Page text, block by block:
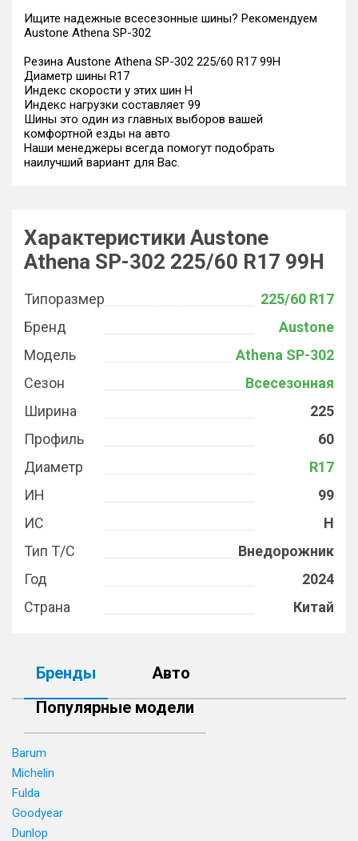
Ищите надежные всесезонные шины? Рекомендуем
Austone Athena SP-302
Резина Austone Athena SP-302 225/60 R17 99H
Диаметр шины R17
Индекс скорости у этих шин H
Индекс нагрузки составляет 99
Шины это один из главных выборов вашей
комфортной езды на авто
Наши менеджеры всегда помогут подобрать
наилучший вариант для Вас.
Характеристики Austone
Athena SP-302 225/60 R17 99H
Типоразмер
225/60 R17
Бренд
Austone
Модель
Athena SP-302
Сезон
Всесезонная
Ширина
225
Профиль
60
Диаметр
R17
ИН
99
ИС
H
Тип Т/С
Внедорожник
Год
2024
Страна
Китай
Бренды
Авто
Популярные модели
Barum
Michelin
Fulda
Goodyear
Dunlop